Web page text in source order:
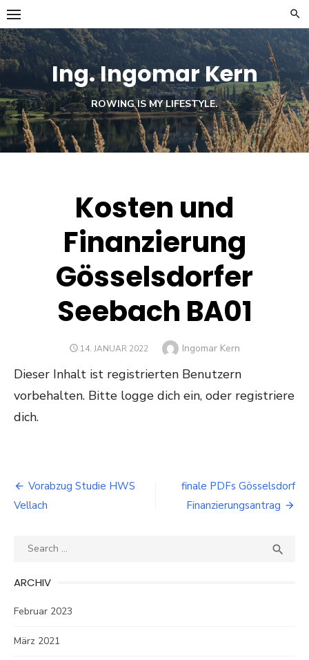
Skip
to
content
Ing. Ingomar Kern
ROWING IS MY LIFESTYLE.
Kosten und
Finanzierung
Gösselsdorfer
Seebach BA01
POSTED
14. JANUAR 2022 Author
Ingomar Kern
Dieser Inhalt ist registrierten Benutzern
vorbehalten. Bitte logge dich ein, oder registriere
dich.
Beitragsnavigation
Vorabzug Studie HWS
Vellach
finale PDFs Gösselsdorf
Finanzierungsantrag
Search

ARCHIV
Februar 2023
März 2021